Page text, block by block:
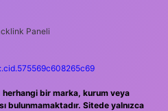
bir marka, kurum veya
bulunmamaktadır. Sitede yalnızca